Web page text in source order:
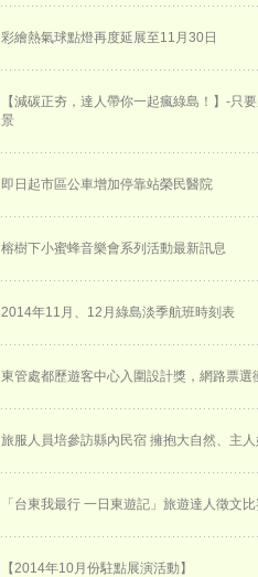
彩繪熱氣球點燈再度延展至11月30日
【減碳正夯，達人帶你一起瘋綠島！】-只
景
即日起市區公車增加停靠站榮民醫院
榕樹下小蜜蜂音樂會系列活動最新訊息
2014年11月、12月綠島淡季航班時刻表
東管處都歷遊客中心入圍設計獎，網路票選
旅服人員培參訪縣內民宿 擁抱大自然、主
「台東我最行 一日東遊記」旅遊達人徵文
【2014年10月份駐點展演活動】